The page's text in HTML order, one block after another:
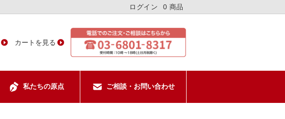
ログイン 0 商品
カートを見る
私たちの原点 ご相談・お問い合わせ